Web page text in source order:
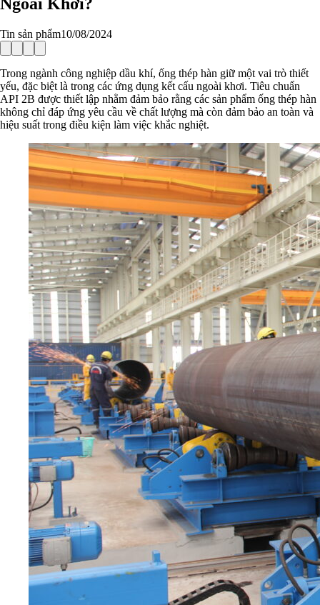
Tin sản phẩm10/08/2024
Trong ngành công nghiệp dầu khí, ống thép hàn giữ một vai trò thiết
yếu, đặc biệt là trong các ứng dụng kết cấu ngoài khơi. Tiêu chuẩn
API 2B được thiết lập nhằm đảm bảo rằng các sản phẩm ống thép hàn
không chỉ đáp ứng yêu cầu về chất lượng mà còn đảm bảo an toàn và
hiệu suất trong điều kiện làm việc khắc nghiệt.